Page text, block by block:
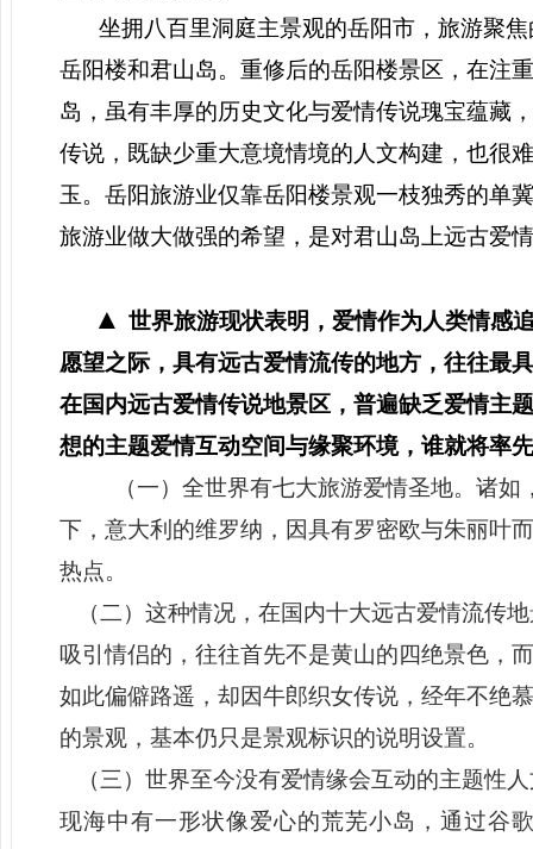
坐拥八百里洞庭主景观的岳阳市，旅游聚
岳阳楼和君山岛。重修后的岳阳楼景区，在注
岛， 虽有丰厚的历史文化与爱情传说瑰宝蕴藏
传说，既缺少重大意境情境的人文构建，也很
玉。岳阳旅游业仅靠岳阳楼景观一枝独秀的单
旅游业做大做强的希望，是对君山岛上远古爱
▲ 世界旅游现状表明，爱情作为人类情感
愿望之际，具有远古爱情流传的地方，往往最
在国内远古爱情传说地景区，普遍缺乏爱情主
想的主题爱情互动空间与缘聚环境，谁就将率
（一）全世界有七大旅游爱情圣地。诸
下，意大利的维罗纳，因具有罗密欧与朱丽叶
热点。
（二）这种情况，在国内十大远古爱情流传
吸引情侣的，往往首先不是黄山的四绝景色，
如此偏僻路遥，却因牛郎织女传说，经年不绝
的景观，基本仍只是景观标识的说明设置。
（三）世界至今没有爱情缘会互动的主题性
现海中有一形状像爱心的荒芜小岛，通过谷